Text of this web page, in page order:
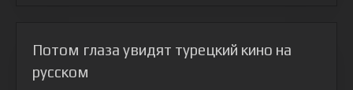
Потом глаза увидят турецкий кино на
русском